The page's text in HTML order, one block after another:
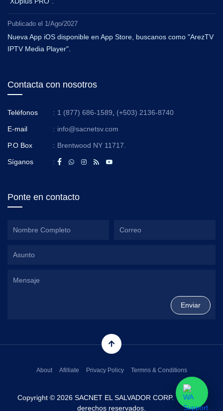
Publicado el 1/Ago/2027
Nueva App iOS disponible en App Store, buscanos como "ArezTV
IPTV Media Player".
Contacta con nosotros
Teléfonos : 1 (877) 686-1589 (+503) 2136-8740
E-mail : info@sacnetsv.com
P.O Box : Brentwood NY 11717.
Síganos :
Ponte en contacto
Copyright © 2026 SACNET EL SALVADOR CORP. Todos los
derechos reservados.
About Afilliate Privacy Policy Termns & Conditions